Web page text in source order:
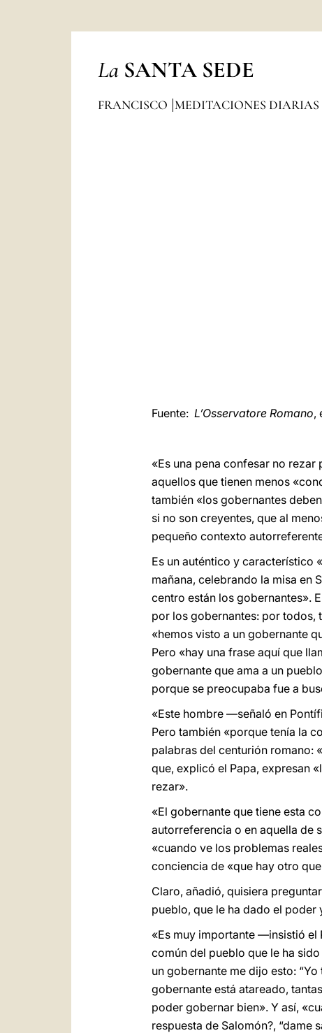
La SANTA SEDE
FRANCISCO MEDITACIONES DIARIAS
Fuente: L’Osservatore Romano,
«Es una pena confesar no
aquellos que tienen menos
también «los gobernantes
si no son creyentes, que al
pequeño contexto
Es un auténtico y característico
mañana, celebrando la misa en
centro están los gobernantes».
por los gobernantes: por todos,
«hemos visto a un gobernante
Pero «hay una frase aquí que
gobernante que ama a un
porque se preocupaba fue a
«Este hombre —señaló en
Pero también «porque tenía la
palabras del centurión romano:
que, explicó el Papa, expresan
rezar».
«El gobernante que tiene esta
autorreferencia o en aquella de
«cuando ve los problemas
conciencia de «que hay otro
Claro, añadió, quisiera
pueblo, que le ha dado el
«Es muy importante —insistió
común del pueblo que le ha
un gobernante me dijo esto:
gobernante está atareado,
poder gobernar bien». Y así,
respuesta de Salomón?, “dame